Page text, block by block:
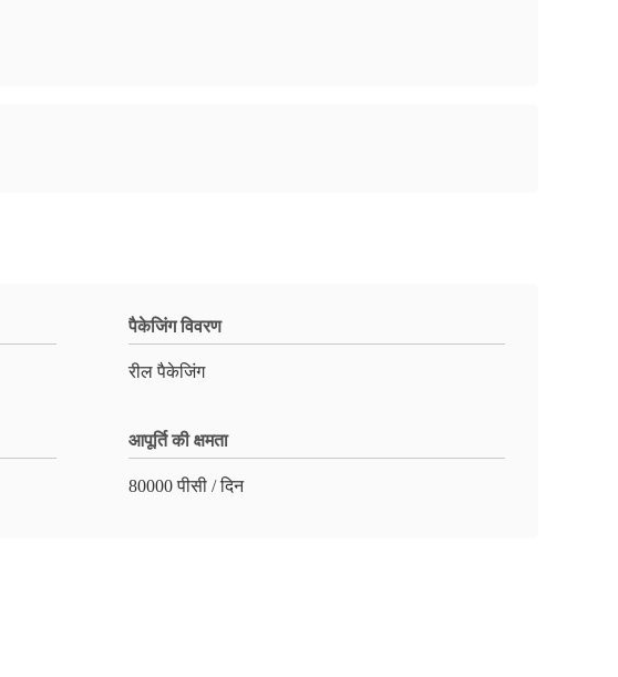
पैकेजिंग विवरण
रील पैकेजिंग
आपूर्ति की क्षमता
80000 पीसी / दिन